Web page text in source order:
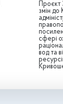
Проєкт
змін до
сфері
вод та